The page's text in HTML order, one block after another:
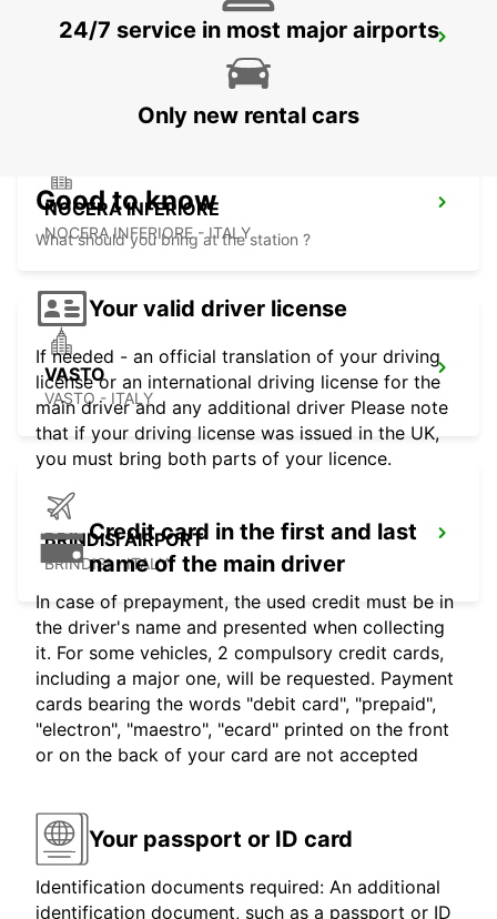
SALERNO
NOCERA INFERIORE
NOCERA INFERIORE - ITALY
VASTO
VASTO - ITALY
BRINDISI AIRPORT
BRINDISI - ITALY
24/7 service in most major airports
Only new rental cars
Good to know
What should you bring at the station ?
Your valid driver license
If needed - an official translation of your driving
license or an international driving license for the
main driver and any additional driver Please note
that if your driving license was issued in the UK,
you must bring both parts of your licence.
Credit card in the first and last
name of the main driver
In case of prepayment, the used credit must be in
the driver's name and presented when collecting
it. For some vehicles, 2 compulsory credit cards,
including a major one, will be requested. Payment
cards bearing the words "debit card", "prepaid",
"electron", "maestro", "ecard" printed on the front
or on the back of your card are not accepted
Your passport or ID card
Identification documents required: An additional
identification document, such as a passport or ID